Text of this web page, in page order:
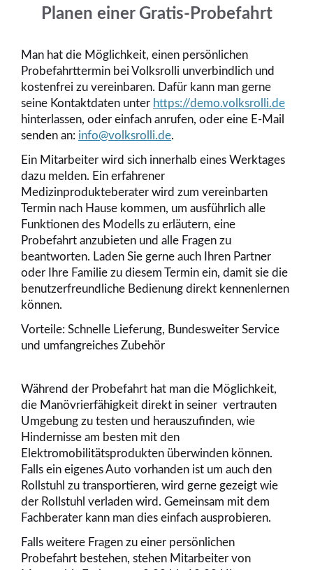
Planen einer Gratis-Probefahrt
Man hat die Möglichkeit, einen persönlichen
Probefahrttermin bei Volksrolli unverbindlich und
kostenfrei zu vereinbaren. Dafür kann man gerne
seine Kontaktdaten unter https://demo.volksrolli.de
hinterlassen, oder einfach anrufen, oder eine E-Mail
senden an: info@volksrolli.de.
Ein Mitarbeiter wird sich innerhalb eines Werktages
dazu melden. Ein erfahrener
Medizinprodukteberater wird zum vereinbarten
Termin nach Hause kommen, um ausführlich alle
Funktionen des Modells zu erläutern, eine
Probefahrt anzubieten und alle Fragen zu
beantworten. Laden Sie gerne auch Ihren Partner
oder Ihre Familie zu diesem Termin ein, damit sie die
benutzerfreundliche Bedienung direkt kennenlernen
können.
Vorteile: Schnelle Lieferung, Bundesweiter Service
und umfangreiches Zubehör
Während der Probefahrt hat man die Möglichkeit,
die Manövrierfähigkeit direkt in seiner vertrauten
Umgebung zu testen und herauszufinden, wie
Hindernisse am besten mit den
Elektromobilitätsprodukten überwinden können.
Falls ein eigenes Auto vorhanden ist um auch den
Rollstuhl zu transportieren, wird gerne gezeigt wie
der Rollstuhl verladen wird. Gemeinsam mit dem
Fachberater kann man dies einfach ausprobieren.
Falls weitere Fragen zu einer persönlichen
Probefahrt bestehen, stehen Mitarbeiter von